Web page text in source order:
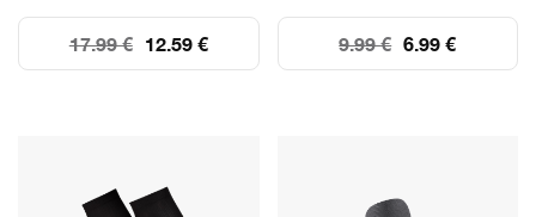
12.59 €
17.99 € 6.99 €
9.99 €